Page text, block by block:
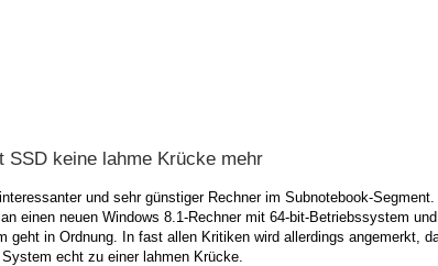
SSD keine lahme Krücke mehr
und sehr günstiger Rechner im Subnotebook-
einen neuen Windows 8.1-Rechner mit 64-bit-Betriebssystem
geht in Ordnung. In fast allen Kritiken wird allerdings angemerkt,
echt zu einer lahmen Krücke.